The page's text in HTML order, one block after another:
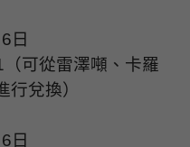
6 日
（可從雷澤噸、卡羅
兌換）
6 日